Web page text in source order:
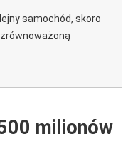
samochód, skoro
milionów